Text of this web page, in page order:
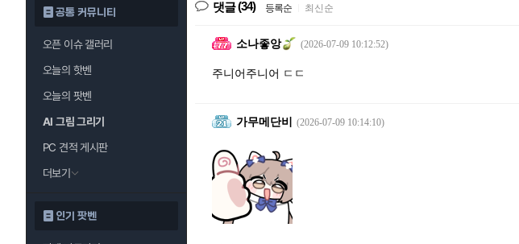
공통 커뮤니티
오픈 이슈 갤러리
오늘의 핫벤
오늘의 팟벤
AI 그림 그리기
PC 견적 게시판
더보기
인기 팟벤
댓글(34) 등록순 최신순
소나좋앙 (2026-07-09 10:12:52)
주니어주니어 ㄷㄷ
가무메단비 (2026-07-09 10:14:10)